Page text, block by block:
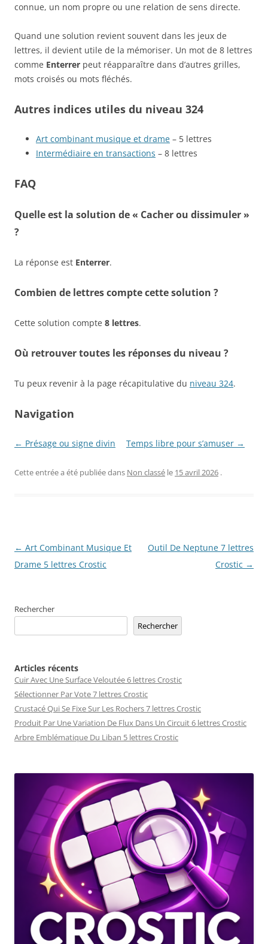
connue, un nom propre ou une relation de sens directe.
Quand une solution revient souvent dans les jeux de
lettres, il devient utile de la mémoriser. Un mot de 8 lettres
comme Enterrer peut réapparaître dans d’autres grilles,
mots croisés ou mots fléchés.
Autres indices utiles du niveau 324
Art combinant musique et drame – 5 lettres
Intermédiaire en transactions – 8 lettres
FAQ
Quelle est la solution de « Cacher ou dissimuler »
?
La réponse est Enterrer.
Combien de lettres compte cette solution ?
Cette solution compte 8 lettres.
Où retrouver toutes les réponses du niveau ?
Tu peux revenir à la page récapitulative du niveau 324.
Navigation
← Présage ou signe divin Temps libre pour s’amuser →
Cette entrée a été publiée dans Non classé le 15 avril 2026 .
Navigation
des
← Art Combinant Musique Et
Drame 5 lettres Crostic
Outil De Neptune 7 lettres
Crostic →
Rechercher
Rechercher
Articles récents
Cuir Avec Une Surface Veloutée 6 lettres Crostic
Sélectionner Par Vote 7 lettres Crostic
Crustacé Qui Se Fixe Sur Les Rochers 7 lettres Crostic
Produit Par Une Variation De Flux Dans Un Circuit 6 lettres Crostic
Arbre Emblématique Du Liban 5 lettres Crostic